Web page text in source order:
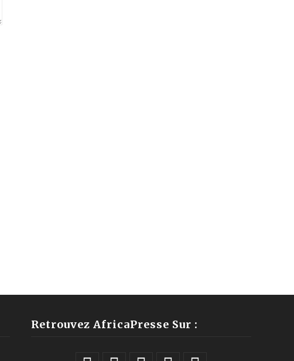
Retrouvez AfricaPresse Sur :